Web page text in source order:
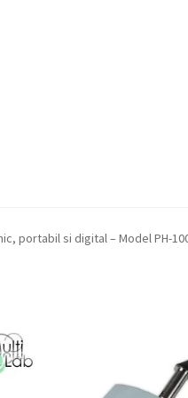
Quote Condiții generale
portabil si digital – Model PH-